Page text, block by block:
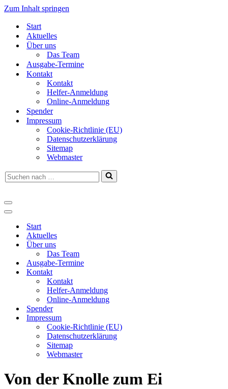
Zum Inhalt springen
Start
Aktuelles
Über uns
Das Team
Ausgabe-Termine
Kontakt
Kontakt
Helfer-Anmeldung
Online-Anmeldung
Spender
Impressum
Cookie-Richtlinie (EU)
Datenschutzerklärung
Sitemap
Webmaster
Suchen
nach …
Navigationsmenü
Navigationsmenü
Start
Aktuelles
Über uns
Das Team
Ausgabe-Termine
Kontakt
Kontakt
Helfer-Anmeldung
Online-Anmeldung
Spender
Impressum
Cookie-Richtlinie (EU)
Datenschutzerklärung
Sitemap
Webmaster
Von der Knolle zum Ei